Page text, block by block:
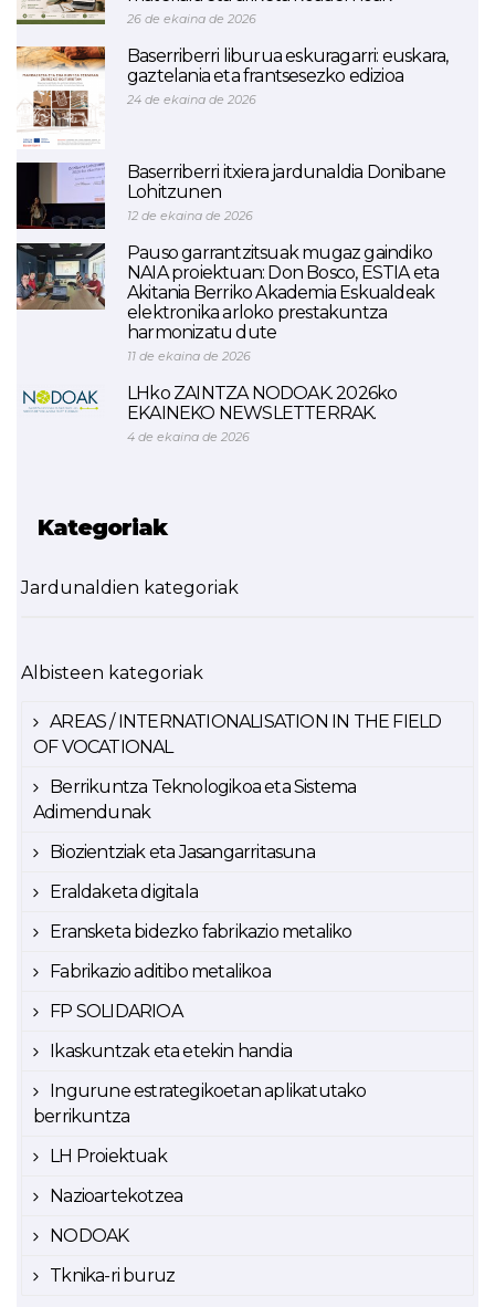
26 de ekaina de 2026
Baserriberri liburua eskuragarri: euskara,
gaztelania eta frantsesezko edizioa
24 de ekaina de 2026
Baserriberri itxiera jardunaldia Donibane
Lohitzunen
12 de ekaina de 2026
Pauso garrantzitsuak mugaz gaindiko
NAIA proiektuan: Don Bosco, ESTIA eta
Akitania Berriko Akademia Eskualdeak
elektronika arloko prestakuntza
harmonizatu dute
11 de ekaina de 2026
LHko ZAINTZA NODOAK. 2026ko
EKAINEKO NEWSLETTERRAK.
4 de ekaina de 2026
Kategoriak
Jardunaldien kategoriak
Albisteen kategoriak
AREAS / INTERNATIONALISATION IN THE FIELD
OF VOCATIONAL
Berrikuntza Teknologikoa eta Sistema
Adimendunak
Biozientziak eta Jasangarritasuna
Eraldaketa digitala
Eransketa bidezko fabrikazio metaliko
Fabrikazio aditibo metalikoa
FP SOLIDARIOA
Ikaskuntzak eta etekin handia
Ingurune estrategikoetan aplikatutako
berrikuntza
LH Proiektuak
Nazioartekotzea
NODOAK
Tknika-ri buruz